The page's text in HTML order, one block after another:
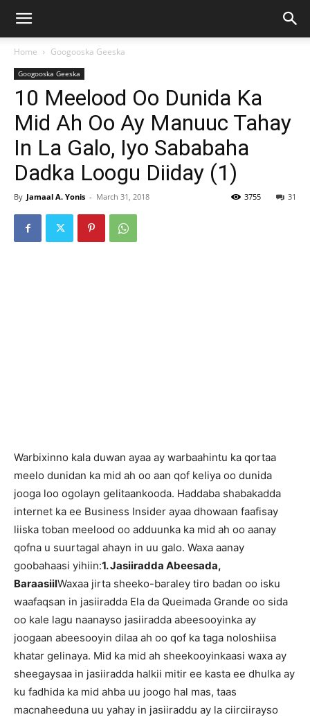
Home Googooska Geeska
Googooska Geeska
10 Meelood Oo Dunida Ka
Mid Ah Oo Ay Manuuc Tahay
In La Galo, Iyo Sababaha
Dadka Loogu Diiday (1)
By Jamaal A. Yonis - March 31, 2018 31
3755
Warbixinno kala duwan ayaa ay warbaahintu ka qortaa
meelo dunidan ka mid ah oo aan qof keliya oo dunida
jooga loo ogolayn gelitaankooda. Haddaba shabakadda
internet ka ee Business Insider ayaa dhowaan faafisay
liiska toban meelood oo adduunka ka mid ah oo aanay
qofna u suurtagal ahayn in uu galo. Waxa aanay
goobahaasi yihiin:1. Jasiiradda Abeesada,
BaraasiilWaxaa jirta sheeko-baraley tiro badan oo isku
waafaqsan in jasiiradda Ela da Queimada Grande oo sida
oo kale lagu naanayso jasiiradda abeesooyinka ay
joogaan abeesooyin dilaa ah oo qof ka taga noloshiisa
khatar gelinaya. Mid ka mid ah sheekooyinkaasi waxa ay
sheegaysaa in jasiiradda halkii mitir ee kasta ee dhulka ay
ku fadhida ka mid ahba uu joogo hal mas, taas
macnaheeduna uu yahay in jasiiraddu ay la ciirciirayso